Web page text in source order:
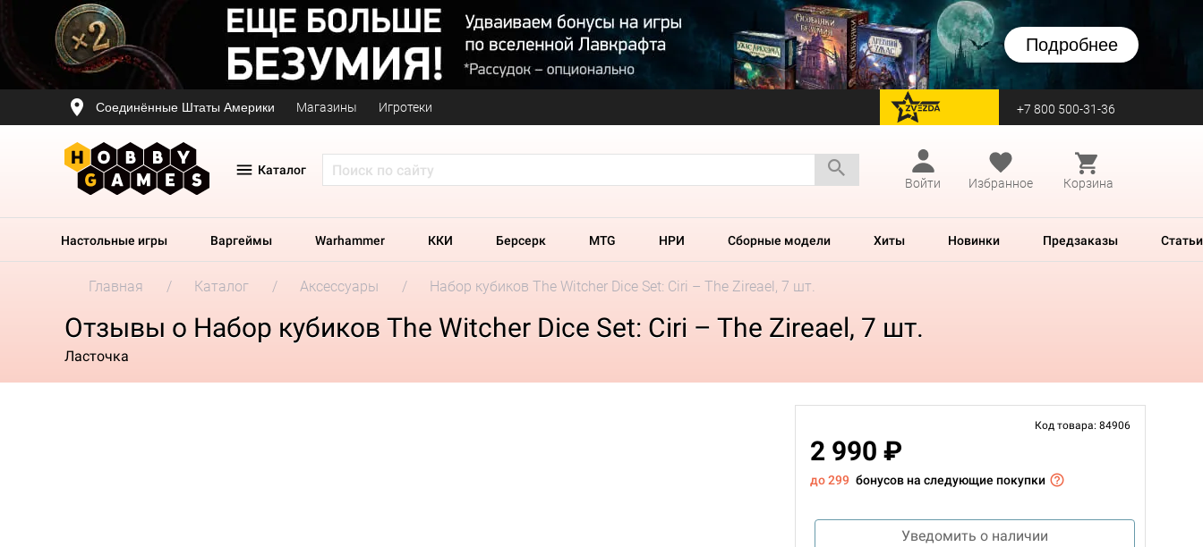
Подробнее
Соединённые Штаты Америки Магазины Игротеки перейти на Zvezda +7 800 500-31-36
Каталог
Войти
Избранное Корзина
Настольные игры Варгеймы Warhammer ККИ Берсерк MTG НРИ Сборные модели Хиты Новинки Предзаказы Статьи
Главная Каталог Аксессуары Набор кубиков The Witcher Dice Set: Ciri – The Zireael, 7 шт.
Отзывы о Набор кубиков The Witcher Dice Set: Ciri – The Zireael, 7 шт.
Ласточка
Код товара: 84906
2 990 ₽
до 299 бонусов на следующие покупки
Уведомить о наличии